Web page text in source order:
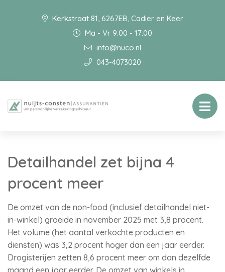
Kerkstraat 81, 6267EB, Cadier en Keer
Ma - Vr 9:00 - 17:00
info@nuco.nl
043-4073020
Detailhandel zet bijna 4
procent meer
De omzet van de non-food (inclusief detailhandel niet-
in-winkel) groeide in november 2025 met 3,8 procent.
Het volume (het aantal verkochte producten en
diensten) was 3,2 procent hoger dan een jaar eerder.
Drogisterijen zetten 8,6 procent meer om dan dezelfde
maand een jaar eerder. De omzet van winkels in